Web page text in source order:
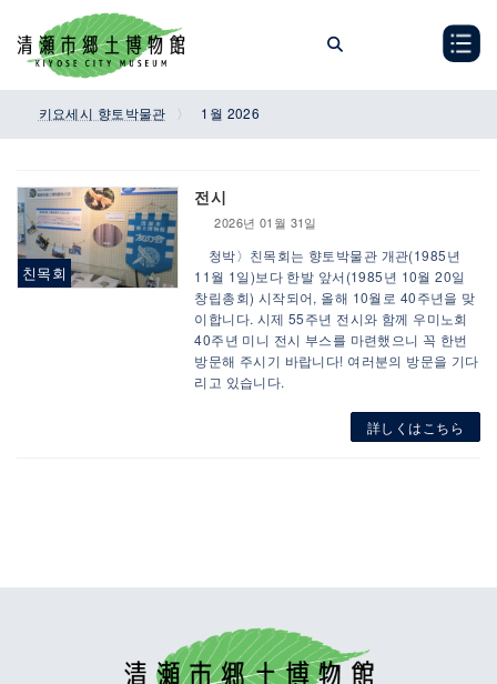
the
content
the
Navigation
키요세시 향토박물관 1월 2026
친목회
전시
2026년 01월 31일
청박〉친목회는 향토박물관 개관(1985년
11월 1일)보다 한발 앞서(1985년 10월 20일
창립총회) 시작되어, 올해 10월로 40주년을 맞
이합니다. 시제 55주년 전시와 함께 우미노회
40주년 미니 전시 부스를 마련했으니 꼭 한번
방문해 주시기 바랍니다! 여러분의 방문을 기다
리고 있습니다.
詳しくはこちら